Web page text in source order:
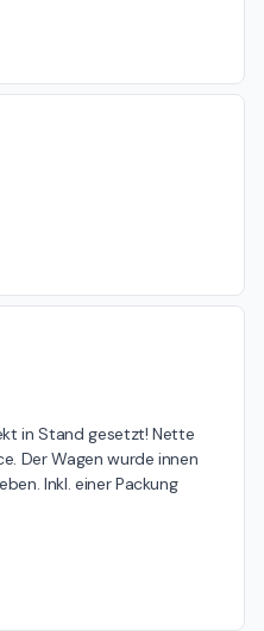
in Stand gesetzt! Nette
Der Wagen wurde innen
Inkl. einer Packung